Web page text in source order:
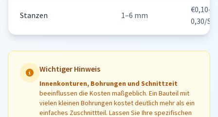
Stanzen 1–6 mm
€0,10–
0,30/
Wichtiger Hinweis
Innenkonturen, Bohrungen und Schnittzeit
beeinflussen die Kosten maßgeblich. Ein Bauteil mit
vielen kleinen Bohrungen kostet deutlich mehr als ein
einfaches Zuschnittteil. Lassen Sie Ihre spezifischen